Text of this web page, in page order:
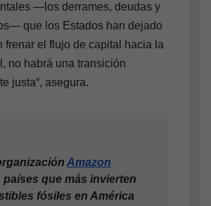
—los derrames, deudas y
que los Estados han dejado
frenar el flujo de capital hacia la
no habrá una transición
justa“, asegura.
Amazon
países que más invierten
fósiles en América